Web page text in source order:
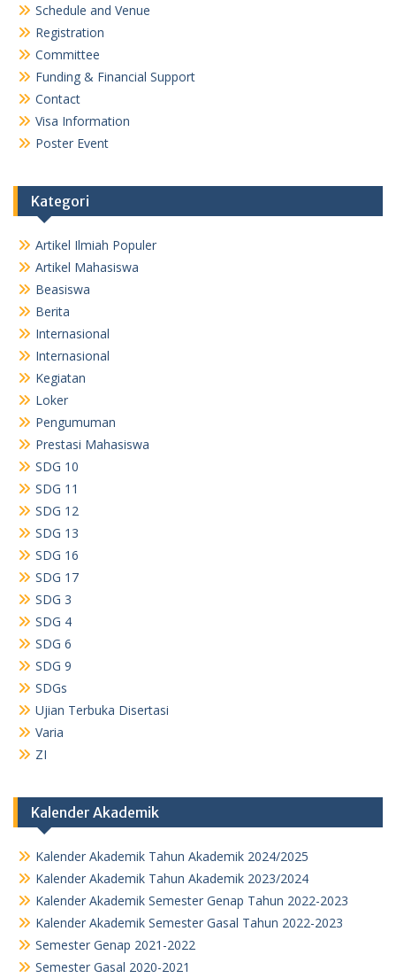
Schedule and Venue
Registration
Committee
Funding & Financial Support
Contact
Visa Information
Poster Event
Kategori
Artikel Ilmiah Populer
Artikel Mahasiswa
Beasiswa
Berita
Internasional
Internasional
Kegiatan
Loker
Pengumuman
Prestasi Mahasiswa
SDG 10
SDG 11
SDG 12
SDG 13
SDG 16
SDG 17
SDG 3
SDG 4
SDG 6
SDG 9
SDGs
Ujian Terbuka Disertasi
Varia
ZI
Kalender Akademik
Kalender Akademik Tahun Akademik 2024/2025
Kalender Akademik Tahun Akademik 2023/2024
Kalender Akademik Semester Genap Tahun 2022-2023
Kalender Akademik Semester Gasal Tahun 2022-2023
Semester Genap 2021-2022
Semester Gasal 2020-2021